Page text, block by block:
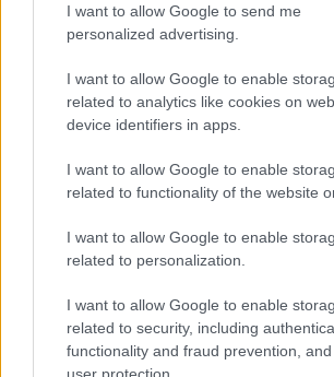
I want to allow Google to send me
personalized advertising.
I want to allow Google to enable
related to analytics like cookies on
device identifiers in apps.
I want to allow Google to enable
related to functionality of the website
I want to allow Google to enable
related to personalization.
I want to allow Google to enable
related to security, including
functionality and fraud prevention,
αντισταθμίστηκε από την αύξηση
σε: καινούργια αυτοκίνητα,
επισκευή εξοπλισμού προσωπικής
άλλες υπηρεσίες σχετικές με την
μεταφορά, εισιτήρια μεταφοράς
αεροπλάνο.
ΑΣΕΠ: Πιστοποίηση
μόνο 2 ημέρες στα χέρια